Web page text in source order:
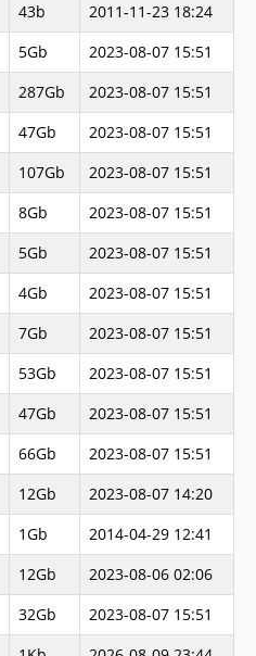
43b
2011-11-23 18:24
5Gb
2023-08-07 15:51
287Gb
2023-08-07 15:51
47Gb
2023-08-07 15:51
107Gb
2023-08-07 15:51
8Gb
2023-08-07 15:51
5Gb
2023-08-07 15:51
4Gb
2023-08-07 15:51
7Gb
2023-08-07 15:51
53Gb
2023-08-07 15:51
47Gb
2023-08-07 15:51
66Gb
2023-08-07 15:51
12Gb
2023-08-07 14:20
1Gb
2014-04-29 12:41
12Gb
2023-08-06 02:06
32Gb
2023-08-07 15:51